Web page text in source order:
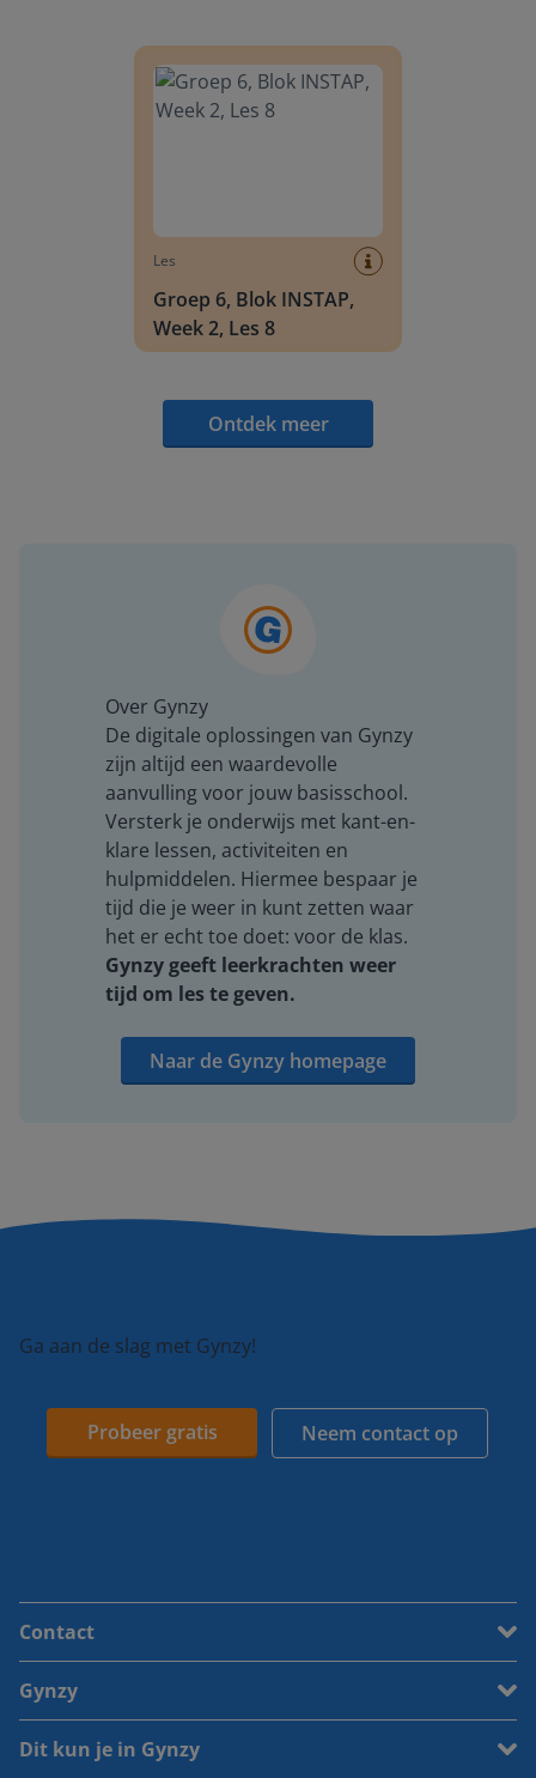
Les
Groep 6, Blok INSTAP,
Week 2, Les 8
Ontdek meer
Over Gynzy
De digitale oplossingen van Gynzy
zijn altijd een waardevolle
aanvulling voor jouw basisschool.
Versterk je onderwijs met kant-en-
klare lessen, activiteiten en
hulpmiddelen. Hiermee bespaar je
tijd die je weer in kunt zetten waar
het er echt toe doet: voor de klas.
Gynzy geeft leerkrachten weer
tijd om les te geven.
Naar de Gynzy homepage
Ga aan de slag met Gynzy!
Probeer gratis Neem contact op
Contact
Gynzy
Dit kun je in Gynzy